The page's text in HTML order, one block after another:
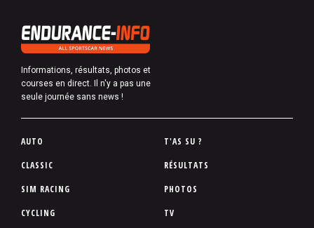
Informations, résultats, photos et
courses en direct. Il n'y a pas une
seule journée sans news !
P
d
d
AUTO
CLASSIC
SIM RACING
CYCLING
T'AS SU ?
RÉSULTATS
PHOTOS
TV